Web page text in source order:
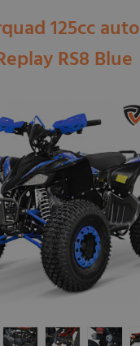
125cc
RS8 Blue